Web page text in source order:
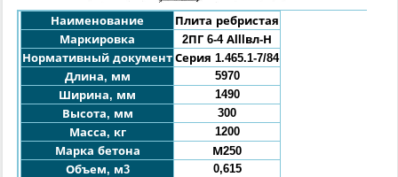
Наименование
Плита ребристая
Маркировка
2ПГ 6-4 АIIIвл-Н
Нормативный документ Серия 1.465.1-7/84
Длина, мм
5970
Ширина, мм
1490
Высота, мм
300
Масса, кг
1200
Марка бетона
М250
Объем, м3
0,615